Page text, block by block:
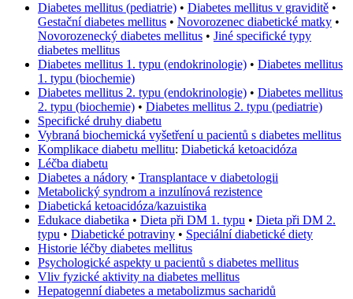
Diabetes mellitus (pediatrie) • Diabetes mellitus v graviditě •
Gestační diabetes mellitus • Novorozenec diabetické matky •
Novorozenecký diabetes mellitus • Jiné specifické typy
diabetes mellitus
Diabetes mellitus 1. typu (endokrinologie) • Diabetes mellitus
1. typu (biochemie)
Diabetes mellitus 2. typu (endokrinologie) • Diabetes mellitus
2. typu (biochemie) • Diabetes mellitus 2. typu (pediatrie)
Specifické druhy diabetu
Vybraná biochemická vyšetření u pacientů s diabetes mellitus
Komplikace diabetu mellitu: Diabetická ketoacidóza
Léčba diabetu
Diabetes a nádory • Transplantace v diabetologii
Metabolický syndrom a inzulínová rezistence
Diabetická ketoacidóza/kazuistika
Edukace diabetika • Dieta při DM 1. typu • Dieta při DM 2.
typu • Diabetické potraviny • Speciální diabetické diety
Historie léčby diabetes mellitus
Psychologické aspekty u pacientů s diabetes mellitus
Vliv fyzické aktivity na diabetes mellitus
Hepatogenní diabetes a metabolizmus sacharidů